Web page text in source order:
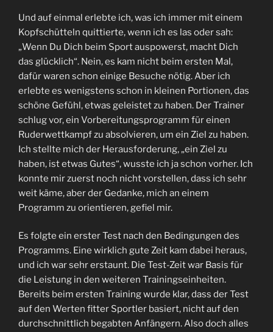
Und auf einmal erlebte ich, was ich immer mit einem
Kopfschütteln quittierte, wenn ich es las oder sah:
„Wenn Du Dich beim Sport auspowerst, macht Dich
das glücklich“. Nein, es kam nicht beim ersten Mal,
dafür waren schon einige Besuche nötig. Aber ich
erlebte es wenigstens schon in kleinen Portionen, das
schöne Gefühl, etwas geleistet zu haben. Der Trainer
schlug vor, ein Vorbereitungsprogramm für einen
Ruderwettkampf zu absolvieren, um ein Ziel zu haben.
Ich stellte mich der Herausforderung, „ein Ziel zu
haben, ist etwas Gutes“, wusste ich ja schon vorher. Ich
konnte mir zuerst noch nicht vorstellen, dass ich sehr
weit käme, aber der Gedanke, mich an einem
Programm zu orientieren, gefiel mir.
Es folgte ein erster Test nach den Bedingungen des
Programms. Eine wirklich gute Zeit kam dabei heraus,
und ich war sehr erstaunt. Die Test-Zeit war Basis für
die Leistung in den weiteren Trainingseinheiten.
Bereits beim ersten Training wurde klar, dass der Test
auf den Werten fitter Sportler basiert, nicht auf den
durchschnittlich begabten Anfängern. Also doch alles